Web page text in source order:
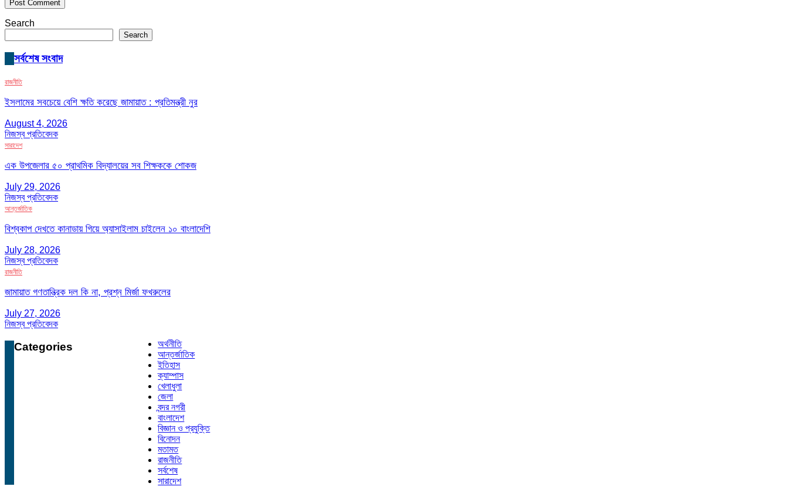
Search
Search
সর্বশেষ সংবাদ
রাজনীতি
ইসলামের সবচেয়ে বেশি ক্ষতি করেছে জামায়াত : প্রতিমন্ত্রী নুর
August 4, 2026
নিজস্ব প্রতিবেদক
সারাদেশ
এক উপজেলার ৫০ প্রাথমিক বিদ্যালয়ের সব শিক্ষককে শোকজ
July 29, 2026
নিজস্ব প্রতিবেদক
আন্তর্জাতিক
বিশ্বকাপ দেখতে কানাডায় গিয়ে অ্যাসাইলাম চাইলেন ১০ বাংলাদেশি
July 28, 2026
নিজস্ব প্রতিবেদক
রাজনীতি
জামায়াত গণতান্ত্রিক দল কি না, প্রশ্ন মির্জা ফখরুলের
July 27, 2026
নিজস্ব প্রতিবেদক
Categories
অর্থনীতি
আন্তর্জাতিক
ইতিহাস
ক্যাম্পাস
খেলাধুলা
জেলা
বন্দর নগরী
বাংলাদেশ
বিজ্ঞান ও প্রযুক্তি
বিনোদন
মতামত
রাজনীতি
সর্বশেষ
সারাদেশ